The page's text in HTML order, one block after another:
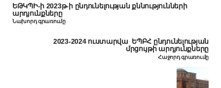
ԵԹԿՊԻ-ի 2023թ-ի ընդունելության քննությունների
արդյունքները
Նախորդ գրառումը
2023-2024 ուստարվա ԵՊԲՀ ընդունելության
մրցույթի արդյունքները
Հաջորդ գրառումը